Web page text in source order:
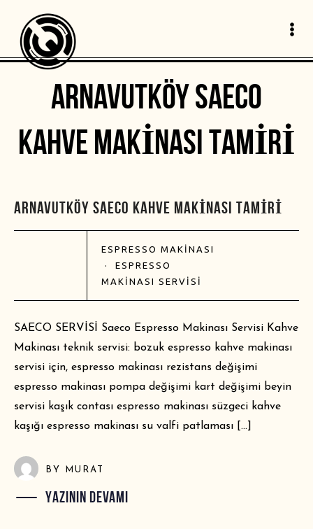
ARNAVUTKÖY SAECO
KAHVE MAKINASI TAMIRI
ARNAVUTKÖY SAECO KAHVE MAKINASI TAMIRI
ESPRESSO MAKINASI
· ESPRESSO
MAKINASI SERVISI
SAECO SERVİSİ Saeco Espresso Makinası Servisi Kahve
Makinası teknik servisi: bozuk espresso kahve makinası
servisi için, espresso makinası rezistans değişimi
espresso makinası pompa değişimi kart değişimi beyin
servisi kaşık contası espresso makinası süzgeci kahve
kaşığı espresso makinası su valfi patlaması […]
BY MURAT
YAZININ DEVAMI